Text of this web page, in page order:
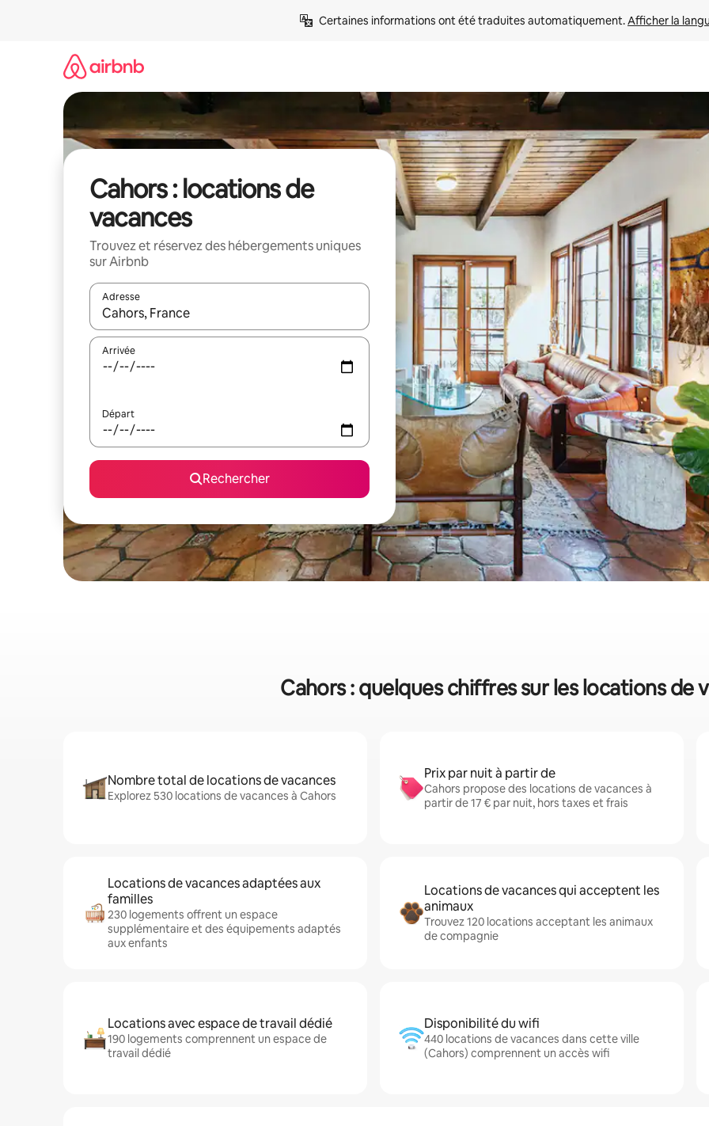
Certaines informations ont été traduites automatiquement. Afficher la
Cahors : locations de
vacances
Trouvez et réservez des hébergements uniques
sur Airbnb
Adresse
Lorsque les résultats s'affichent, utilisez les flèches vers le haut et vers le bas pour les parcourir ou en appuyant et en
Arrivée
Départ
Rechercher
Cahors : quelques chiffres sur les locations de
Nombre total de locations de vacances
Explorez 530 locations de vacances à Cahors
Prix par nuit à partir de
Cahors propose des locations de vacances à
partir de 17 € par nuit, hors taxes et frais
Locations de vacances adaptées aux
familles
230 logements offrent un espace
supplémentaire et des équipements adaptés
aux enfants
Locations de vacances qui acceptent les
animaux
Trouvez 120 locations acceptant les animaux
de compagnie
Locations avec espace de travail dédié
190 logements comprennent un espace de
travail dédié
Disponibilité du wifi
440 locations de vacances dans cette ville
(Cahors) comprennent un accès wifi